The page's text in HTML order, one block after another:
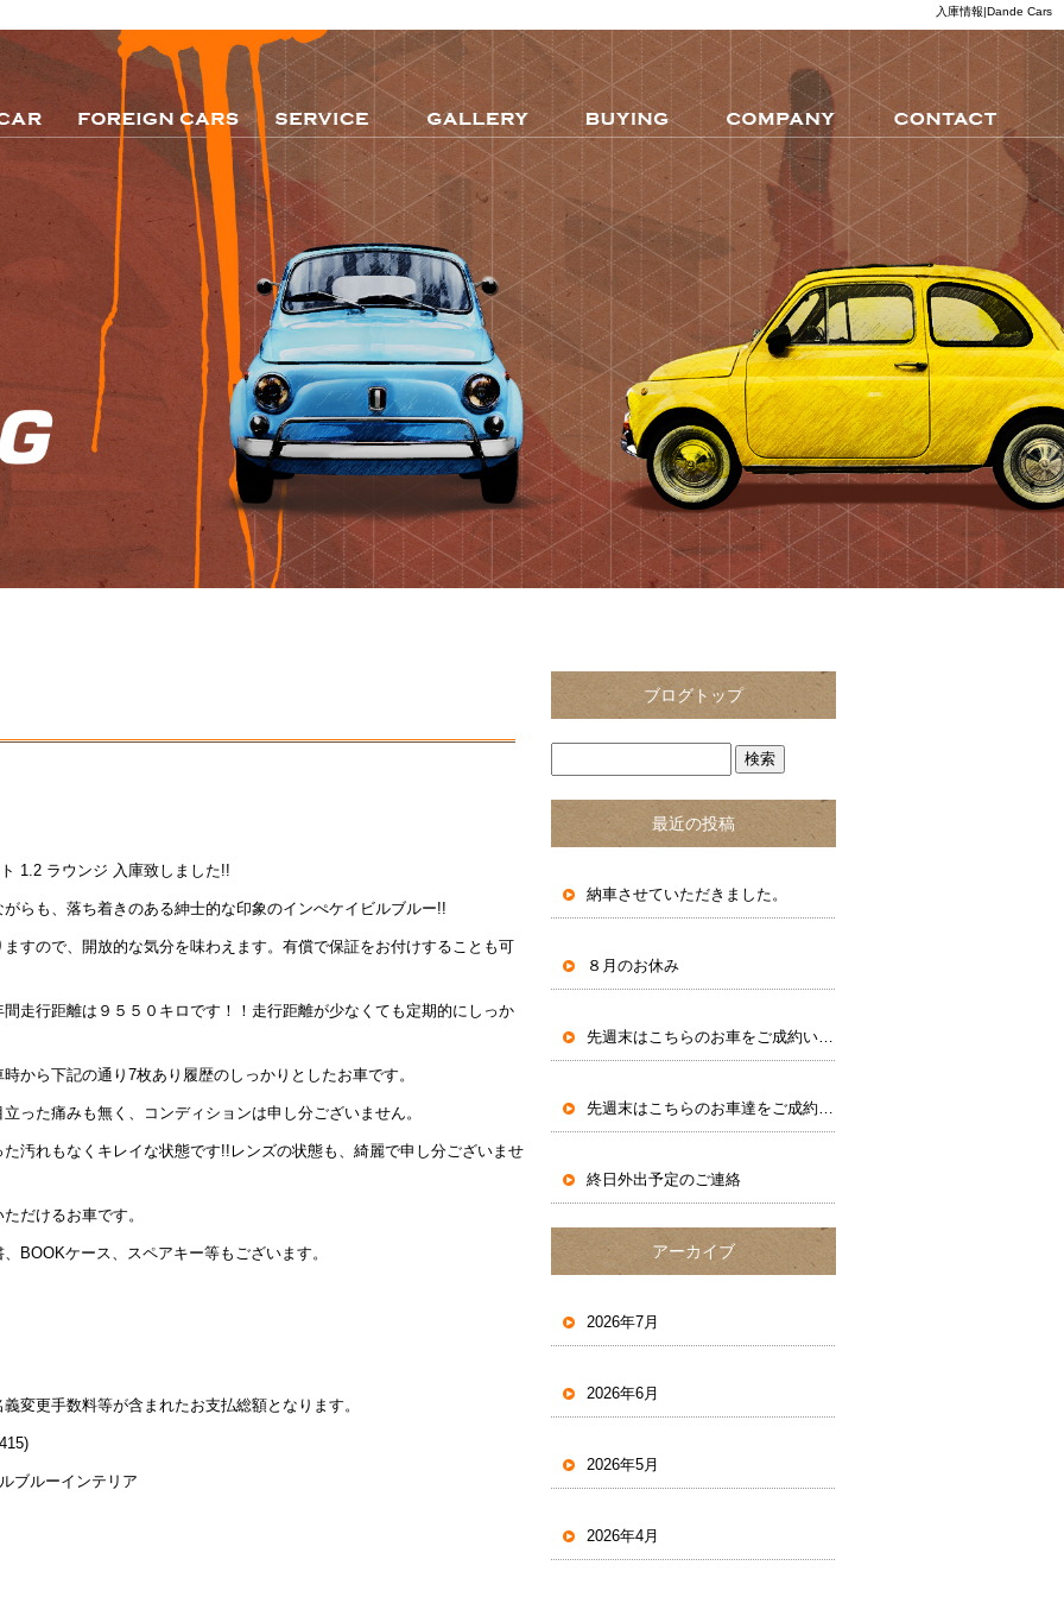
入庫情報|Dande Cars
1.2 ラウンジ 入庫致しました!!
らも、落ち着きのある紳士的な印象のインぺケイビルブルー!!
すので、開放的な気分を味わえます。有償で保証をお付けすることも可
走行距離は９５５０キロです！！走行距離が少なくても定期的にしっか
から下記の通り7枚あり履歴のしっかりとしたお車です。
った痛みも無く、コンディションは申し分ございません。
汚れもなくキレイな状態です!!レンズの状態も、綺麗で申し分ございませ
だけるお車です。
BOOKケース、スペアキー等もございます。
変更手数料等が含まれたお支払総額となります。
ブルーインテリア
ブログトップ
最近の投稿
納車させていただきました。
８月のお休み
先週末はこちらのお車をご成約いただきました。
先週末はこちらのお車達をご成約いただきました。
終日外出予定のご連絡
アーカイブ
2026年7月
2026年6月
2026年5月
2026年4月